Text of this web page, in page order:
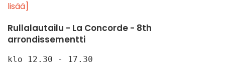
lisää]
Rullalautailu - La Concorde - 8th
arrondissementti
klo 12.30 - 17.30